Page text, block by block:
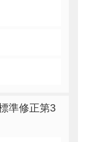
準修正第3